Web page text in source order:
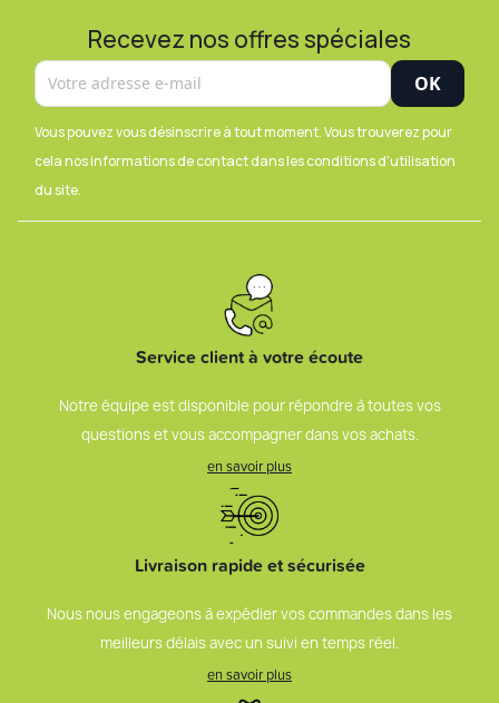
Recevez nos offres spéciales
Vous pouvez vous désinscrire à tout moment. Vous trouverez pour
cela nos informations de contact dans les conditions d'utilisation
du site.
Service client à votre écoute
Notre équipe est disponible pour répondre à toutes vos
questions et vous accompagner dans vos achats.
en savoir plus
Livraison rapide et sécurisée
Nous nous engageons à expédier vos commandes dans les
meilleurs délais avec un suivi en temps réel.
en savoir plus